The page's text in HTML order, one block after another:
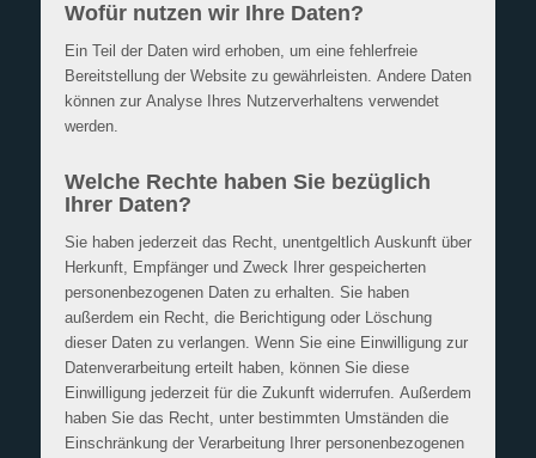
Wofür nutzen wir Ihre Daten?
Ein Teil der Daten wird erhoben, um eine fehlerfreie
Bereitstellung der Website zu gewährleisten. Andere Daten
können zur Analyse Ihres Nutzerverhaltens verwendet
werden.
Welche Rechte haben Sie bezüglich
Ihrer Daten?
Sie haben jederzeit das Recht, unentgeltlich Auskunft über
Herkunft, Empfänger und Zweck Ihrer gespeicherten
personenbezogenen Daten zu erhalten. Sie haben
außerdem ein Recht, die Berichtigung oder Löschung
dieser Daten zu verlangen. Wenn Sie eine Einwilligung zur
Datenverarbeitung erteilt haben, können Sie diese
Einwilligung jederzeit für die Zukunft widerrufen. Außerdem
haben Sie das Recht, unter bestimmten Umständen die
Einschränkung der Verarbeitung Ihrer personenbezogenen